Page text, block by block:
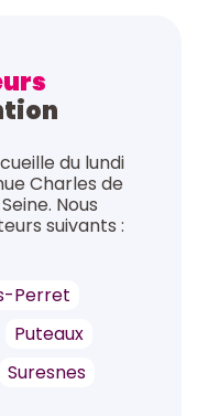
du lundi
Charles de
Nous
suivants :
Perret
Puteaux
Suresnes